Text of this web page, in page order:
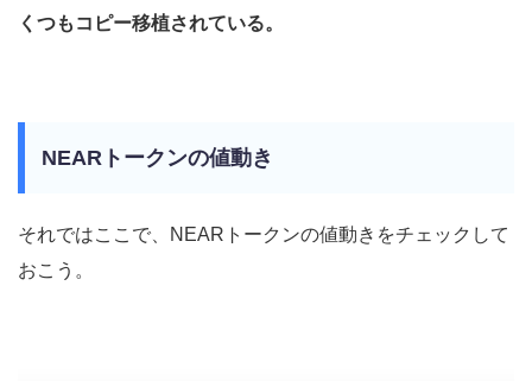
くつもコピー移植されている。
NEARトークンの値動き
それではここで、NEARトークンの値動きをチェックして
おこう。